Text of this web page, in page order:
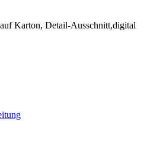
Karton, Detail-Ausschnitt,digital